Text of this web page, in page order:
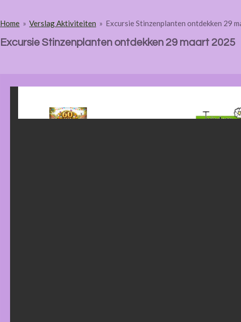
Home » Verslag Aktiviteiten » Excursie Stinzenplanten ontdekken 29
Excursie Stinzenplanten ontdekken 29 maart 2025